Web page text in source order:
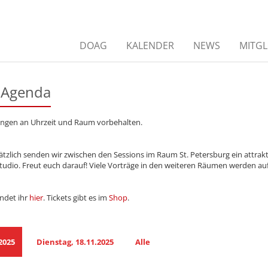
DOAG KALENDER NEWS
an Uhrzeit und Raum vorbehalten.
senden wir zwischen den Sessions im Raum St. Petersburg ein
Freut euch darauf! Viele Vorträge in den weiteren Räumen werden
ihr hier. Tickets gibt es im Shop.
Dienstag, 18.11.2025 Alle